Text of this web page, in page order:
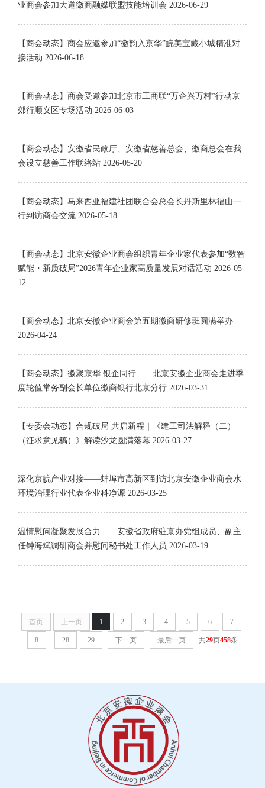
业商会参加大道徽商融媒联盟技能培训会 2026-06-29
【商会动态】商会应邀参加“徽韵入京华”皖美宝藏小城精准对
接活动 2026-06-18
【商会动态】商会受邀参加北京市工商联“万企兴万村”行动京
郊行顺义区专场活动 2026-06-03
【商会动态】安徽省民政厅、安徽省慈善总会、徽商总会在我
会设立慈善工作联络站 2026-05-20
【商会动态】马来西亚福建社团联合会总会长丹斯里林福山一
行到访商会交流 2026-05-18
【商会动态】北京安徽企业商会组织青年企业家代表参加“数智
赋能・新质破局”2026青年企业家高质量发展对话活动 2026-05-
12
【商会动态】北京安徽企业商会第五期徽商研修班圆满举办
2026-04-24
【商会动态】徽聚京华 银企同行——北京安徽企业商会走进季
度轮值常务副会长单位徽商银行北京分行 2026-03-31
【专委会动态】合规破局 共启新程｜《建工司法解释（二）
（征求意见稿）》解读沙龙圆满落幕 2026-03-27
深化京皖产业对接——蚌埠市高新区到访北京安徽企业商会水
环境治理行业代表企业科净源 2026-03-25
温情慰问凝聚发展合力——安徽省政府驻京办党组成员、副主
任钟海斌调研商会并慰问秘书处工作人员 2026-03-19
首页 上一页 1 2 3 4 5 6 7
8 ... 28 29 下一页 最后一页 共29页458条